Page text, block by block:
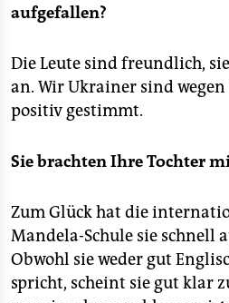
aufgefallen?
Die Leute sind freundlich,
an. Wir Ukrainer sind
positiv gestimmt.
Sie brachten Ihre Tochter
Zum Glück hat die
Mandela-Schule sie schnell
Obwohl sie weder gut
spricht, scheint sie gut klar